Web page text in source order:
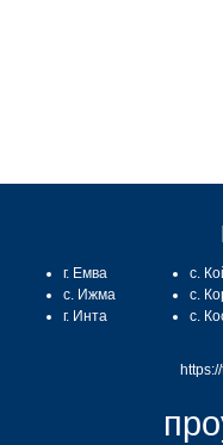
г. Емва
с. Ижма
г. Инта
с.
с.
с.